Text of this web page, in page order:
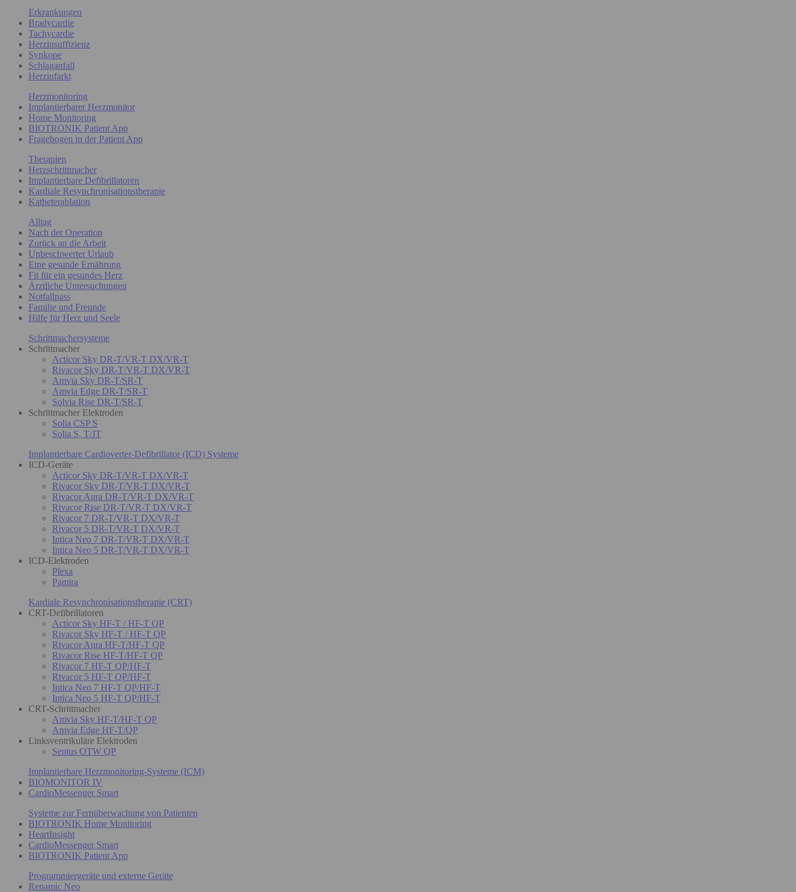
Erkrankungen
Bradycardie
Tachycardie
Herzinsuffizienz
Synkope
Schlaganfall
Herzinfarkt
Herzmonitoring
Implantierbarer Herzmonitor
Home Monitoring
BIOTRONIK Patient App
Fragebogen in der Patient App
Therapien
Herzschrittmacher
Implantierbare Defibrillatoren
Kardiale Resynchronisationstherapie
Katheterablation
Alltag
Nach der Operation
Zurück an die Arbeit
Unbeschwerter Urlaub
Eine gesunde Ernährung
Fit für ein gesundes Herz
Ärztliche Untersuchungen
Notfallpass
Familie und Freunde
Hilfe für Herz und Seele
Schrittmachersysteme
Schrittmacher
Acticor Sky DR-T/VR-T DX/VR-T
Rivacor Sky DR-T/VR-T DX/VR-T
Amvia Sky DR-T/SR-T
Amvia Edge DR-T/SR-T
Solvia Rise DR-T/SR-T
Schrittmacher Elektroden
Solia CSP S
Solia S, T/JT
Implantierbare Cardioverter-Defibrillator (ICD) Systeme
ICD-Geräte
Acticor Sky DR-T/VR-T DX/VR-T
Rivacor Sky DR-T/VR-T DX/VR-T
Rivacor Aura DR-T/VR-T DX/VR-T
Rivacor Rise DR-T/VR-T DX/VR-T
Rivacor 7 DR-T/VR-T DX/VR-T
Rivacor 5 DR-T/VR-T DX/VR-T
Intica Neo 7 DR-T/VR-T DX/VR-T
Intica Neo 5 DR-T/VR-T DX/VR-T
ICD-Elektroden
Plexa
Pamira
Kardiale Resynchronisationstherapie (CRT)
CRT-Defibrillatoren
Acticor Sky HF-T / HF-T QP
Rivacor Sky HF-T / HF-T QP
Rivacor Aura HF-T/HF-T QP
Rivacor Rise HF-T/HF-T QP
Rivacor 7 HF-T QP/HF-T
Rivacor 5 HF-T QP/HF-T
Intica Neo 7 HF-T QP/HF-T
Intica Neo 5 HF-T QP/HF-T
CRT-Schrittmacher
Amvia Sky HF-T/HF-T QP
Amvia Edge HF-T/QP
Linksventrikuläre Elektroden
Sentus OTW QP
Implantierbare Herzmonitoring-Systeme (ICM)
BIOMONITOR IV
CardioMessenger Smart
Systeme zur Fernüberwachung von Patienten
BIOTRONIK Home Monitoring
HeartInsight
CardioMessenger Smart
BIOTRONIK Patient App
Programmiergeräte und externe Geräte
Renamic Neo